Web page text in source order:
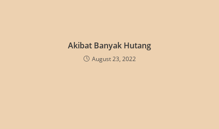
Akibat Banyak Hutang
August 23, 2022